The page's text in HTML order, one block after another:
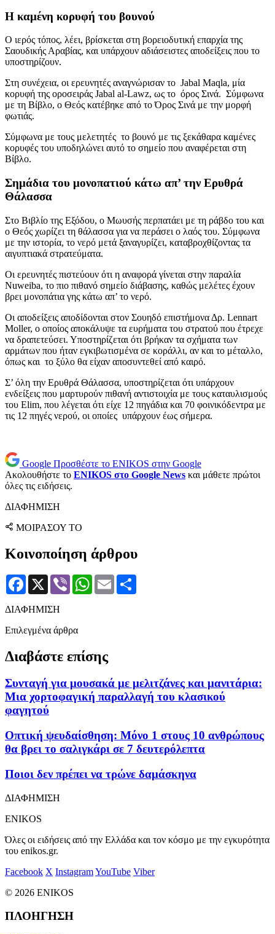
Η καμένη κορυφή του βουνού
Ο ιερός τόπος, λέει, βρίσκεται στη βορειοδυτική επαρχία της
Σαουδικής Αραβίας, και υπάρχουν αδιάσειστες αποδείξεις που το
υποστηρίζουν.
Στη συνέχεια, οι ερευνητές αναγνώρισαν το Jabal Maqla, μία
κορυφή της οροσειράς Jabal al-Lawz, ως το όρος Σινά. Σύμφωνα
με τη Βίβλο, ο Θεός κατέβηκε από το Όρος Σινά με την μορφή
φωτιάς.
Σύμφωνα με τους μελετητές το βουνό με τις ξεκάθαρα καμένες
κορυφές του υποδηλώνει αυτό το σημείο που αναφέρεται στη
Βίβλο.
Σημάδια του μονοπατιού κάτω απ’ την Ερυθρά
Θάλασσα
Στο Βιβλίο της Εξόδου, ο Μωυσής περπατάει με τη ράβδο του και
ο Θεός χωρίζει τη θάλασσα για να περάσει ο λαός του. Σύμφωνα
με την ιστορία, το νερό μετά ξαναγυρίζει, καταβροχθίζοντας τα
αιγυπτιακά στρατεύματα.
Οι ερευνητές πιστεύουν ότι η αναφορά γίνεται στην παραλία
Nuweiba, το πιο πιθανό σημείο διάβασης, καθώς μελέτες έχουν
βρει μονοπάτια γης κάτω απ’ το νερό.
Οι αποδείξεις αποδίδονται στον Σουηδό επιστήμονα Δρ. Lennart
Moller, ο οποίος αποκάλυψε τα ευρήματα του στρατού που έτρεχε
να δραπετεύσει. Υποστηρίζεται ότι βρήκαν τα σχήματα των
αρμάτων που ήταν εγκιβωτισμένα σε κοράλλι, αν και το μέταλλο,
όπως και το ξύλο θα είχαν αποσυντεθεί από καιρό.
Σ’ όλη την Ερυθρά Θάλασσα, υποστηρίζεται ότι υπάρχουν
ενδείξεις που μαρτυρούν πιθανή αντιστοιχία με τους καταυλισμούς
του Elim, που λέγεται ότι είχε 12 πηγάδια και 70 φοινικόδεντρα με
τις 12 πηγές νερού, οι οποίες υπάρχουν έως σήμερα.
Google Προσθέστε το ENIKOS στην Google
Ακολουθήστε το ENIKOS στο Google News και μάθετε πρώτοι
όλες τις ειδήσεις.
ΔΙΑΦΗΜΙΣΗ
ΜΟΙΡΑΣΟΥ ΤΟ
Κοινοποίηση άρθρου
Facebook
X Viber WhatsApp
Email
ΔΙΑΦΗΜΙΣΗ
Επιλεγμένα άρθρα
Διαβάστε επίσης
Συνταγή για μουσακά με μελιτζάνες και μανιτάρια:
Μια χορτοφαγική παραλλαγή του κλασικού
φαγητού
Οπτική ψευδαίσθηση: Μόνο 1 στους 10 ανθρώπους
θα βρει το σαλιγκάρι σε 7 δευτερόλεπτα
Ποιοι δεν πρέπει να τρώνε δαμάσκηνα
ΔΙΑΦΗΜΙΣΗ
ENIKOS
Όλες οι ειδήσεις από την Ελλάδα και τον κόσμο με την εγκυρότητα
του enikos.gr.
Facebook X InstagramYouTube Viber
© 2026 ENIKOS
ΠΛΟΗΓΗΣΗ